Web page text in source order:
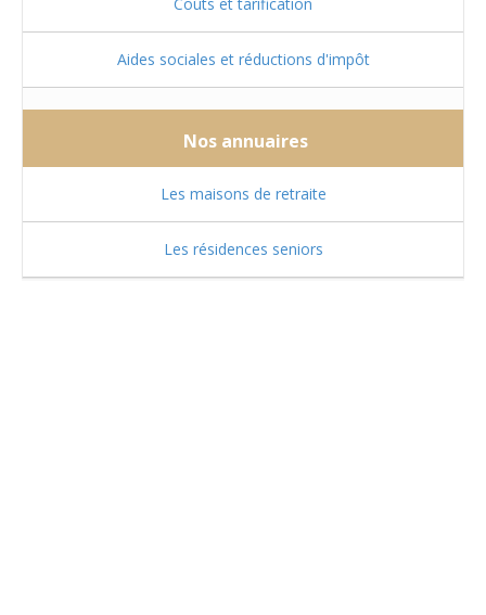
Aides sociales et réductions d'impôt
Nos annuaires
Les maisons de retraite
Les résidences seniors